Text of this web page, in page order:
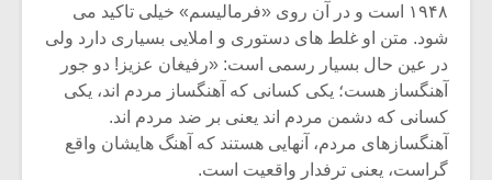
۱۹۴۸ است و در آن روی «فرمالیسم» خیلی تاکید می
شود. متن او غلط های دستوری و املایی بسیاری دارد ولی
در عین حال بسیار رسمی است: «رفیغان عزیز! دو جور
آهنگساز هست؛ یکی کسانی که آهنگساز مردم اند، یکی
کسانی که دشمن مردم اند یعنی بر ضد مردم اند.
آهنگسازهای مردم، آنهایی هستند که آهنگ هایشان واقع
گراست، یعنی ترفدار واقعیت است.